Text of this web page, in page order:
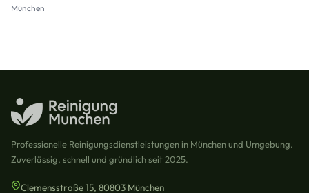
München
Professionelle Reinigungsdienstleistungen in München und Umgebung.
Zuverlässig, schnell und gründlich seit 2025.
Clemensstraße 15, 80803 München